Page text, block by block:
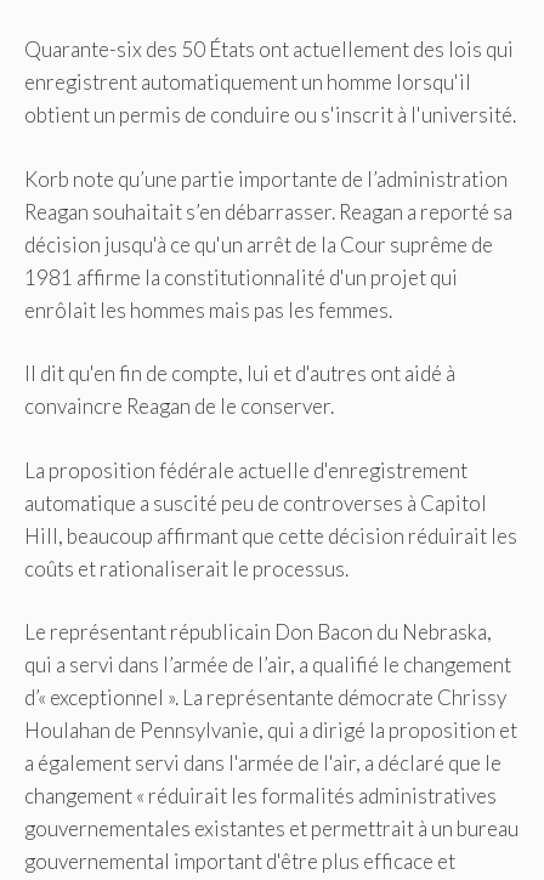
Quarante-six des 50 États ont actuellement des lois qui
enregistrent automatiquement un homme lorsqu'il
obtient un permis de conduire ou s'inscrit à l'université.
Korb note qu’une partie importante de l’administration
Reagan souhaitait s’en débarrasser. Reagan a reporté sa
décision jusqu'à ce qu'un arrêt de la Cour suprême de
1981 affirme la constitutionnalité d'un projet qui
enrôlait les hommes mais pas les femmes.
Il dit qu'en fin de compte, lui et d'autres ont aidé à
convaincre Reagan de le conserver.
La proposition fédérale actuelle d'enregistrement
automatique a suscité peu de controverses à Capitol
Hill, beaucoup affirmant que cette décision réduirait les
coûts et rationaliserait le processus.
Le représentant républicain Don Bacon du Nebraska,
qui a servi dans l’armée de l’air, a qualifié le changement
d’« exceptionnel ». La représentante démocrate Chrissy
Houlahan de Pennsylvanie, qui a dirigé la proposition et
a également servi dans l'armée de l'air, a déclaré que le
changement « réduirait les formalités administratives
gouvernementales existantes et permettrait à un bureau
gouvernemental important d'être plus efficace et